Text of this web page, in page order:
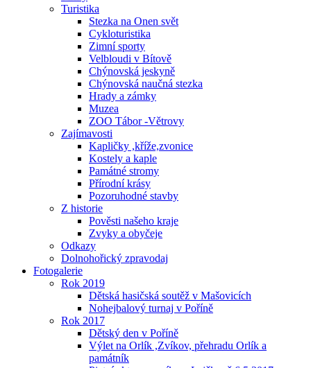
Turistika
Stezka na Onen svět
Cykloturistika
Zimní sporty
Velbloudi v Bítově
Chýnovská jeskyně
Chýnovská naučná stezka
Hrady a zámky
Muzea
ZOO Tábor -Větrovy
Zajímavosti
Kapličky ,kříže,zvonice
Kostely a kaple
Památné stromy
Přírodní krásy
Pozoruhodné stavby
Z historie
Pověsti našeho kraje
Zvyky a obyčeje
Odkazy
Dolnohořický zpravodaj
Fotogalerie
Rok 2019
Dětská hasičská soutěž v Mašovicích
Nohejbalový turnaj v Poříně
Rok 2017
Dětský den v Poříně
Výlet na Orlík ,Zvíkov, přehradu Orlík a
památník